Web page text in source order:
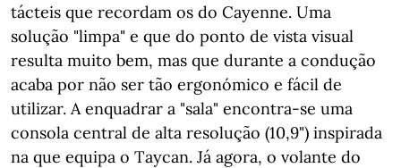
tácteis que recordam os do Cayenne. Uma
solução "limpa" e que do ponto de vista visual
resulta muito bem, mas que durante a condução
acaba por não ser tão ergonómico e fácil de
utilizar. A enquadrar a "sala" encontra-se uma
consola central de alta resolução (10,9") inspirada
na que equipa o Taycan. Já agora, o volante do